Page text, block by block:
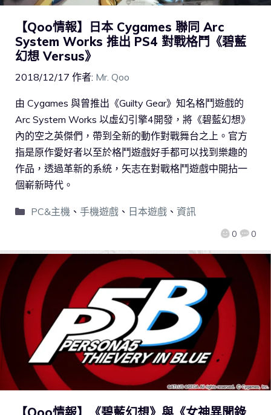
【Qoo情報】日本 Cygames 聯同 Arc
System Works 推出 PS4 對戰格鬥《碧藍
幻想 Versus》
2018/12/17 作者: Mr. Qoo
0 0
由 Cygames 與曾推出《Guilty Gear》知名格鬥遊戲的
Arc System Works 以虛幻引擎4開發，將《碧藍幻想》
內的空之英傑們，帶到全新的動作對戰舞台之上。官方
指是原作愛好者以至於格鬥遊戲好手都可以找到樂趣的
作品，透過革新的系統，矢志在對戰格鬥遊戲中開拈一
個嶄新時代。
PC&主機 、 手機遊戲、 日本遊戲、 資訊